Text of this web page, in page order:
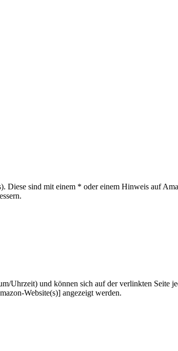
Diese sind mit einem * oder einem Hinweis auf
Uhrzeit) und können sich auf der verlinkten Seite
Website(s)] angezeigt werden.